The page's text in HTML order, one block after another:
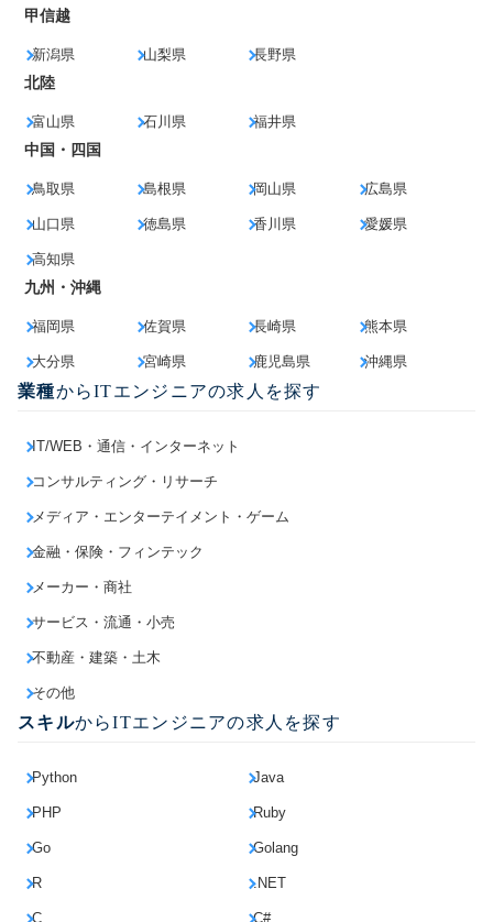
甲信越
新潟県 山梨県 長野県
北陸
富山県 石川県 福井県
中国・四国
鳥取県 島根県 岡山県 広島県
山口県 徳島県 香川県 愛媛県
高知県
九州・沖縄
福岡県 佐賀県 長崎県 熊本県
大分県 宮崎県 鹿児島県 沖縄県
業種からITエンジニアの求人を探す
IT/WEB・通信・インターネット
コンサルティング・リサーチ
メディア・エンターテイメント・ゲーム
金融・保険・フィンテック
メーカー・商社
サービス・流通・小売
不動産・建築・土木
その他
スキルからITエンジニアの求人を探す
Python Java
PHP Ruby
Go Golang
R .NET
C C#